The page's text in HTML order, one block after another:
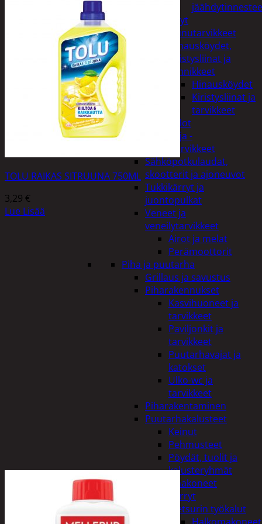
Öljyt
Perävaunutarvikkeet
Hinausköydet,
kiristysliinat ja
kiinnikkeet
Hinausköydet
Kiristysliinat ja
tarvikkeet
Valot
Rengas ja -
vannetarvikkeet
Sähköpotkulaudat,
skootterit ja ajoneuvot
Tukkikärryt ja
juontopulkat
Veneet ja
veneilytarvikkeet
Airot ja melat
Perämoottorit
Piha ja puutarha
Grillaus ja savustus
Piharakennukset
Kasvihuoneet ja
tarvikkeet
Paviljonkit ja
tarvikkeet
Puutarhavajat ja
katokset
Ulko-wc ja
tarvikkeet
Piharakentaminen
Puutarhakalusteet
Keinut
Pehmusteet
Pöydät, tuolit ja
kalusteryhmät
Puutarhakoneet
Kärryt
Metsurin työkalut
TOLU RAIKAS SITRUUNA 750ML
3,29 €
Lue Lisää